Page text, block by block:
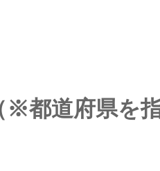
※都道府県を